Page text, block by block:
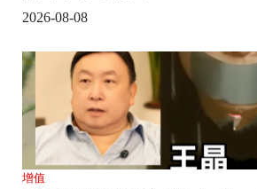
2026-08-08
增值